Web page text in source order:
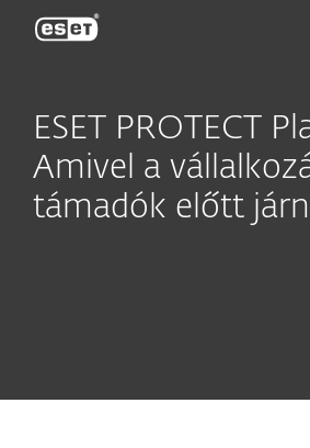
ESET PROTECT
Amivel a
támadók előtt
ESET